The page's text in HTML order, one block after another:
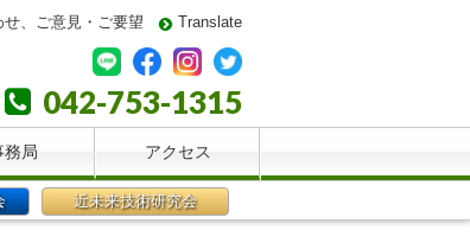
せ、ご意見・ご要望 Translate
042-753-1315
務局 アクセス
近未来技術研究会